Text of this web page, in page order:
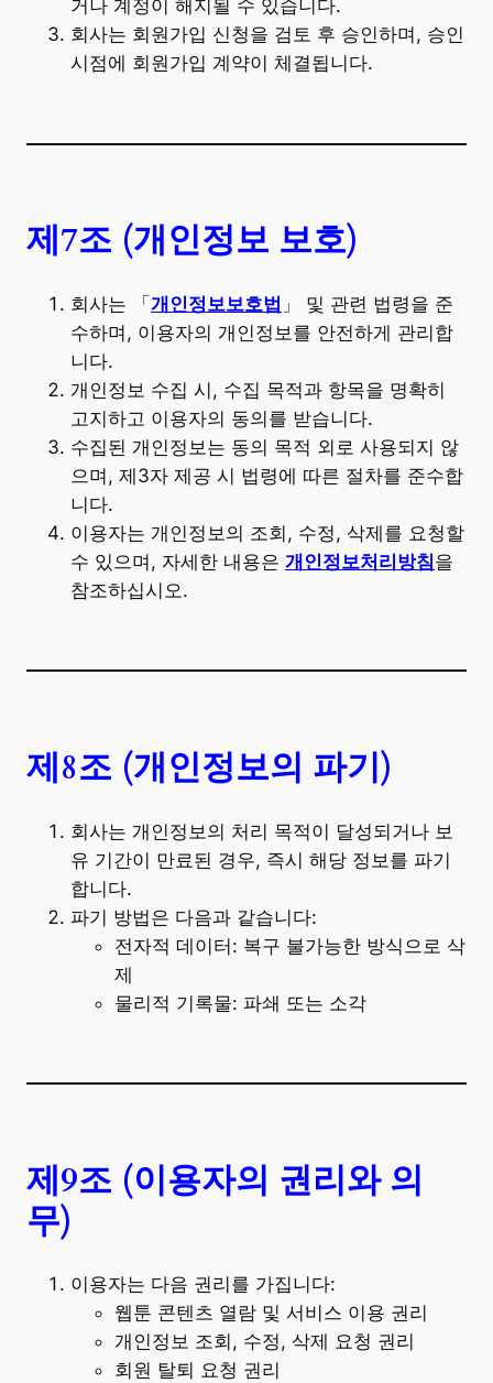
거나 계정이 해지될 수 있습니다.
회사는 회원가입 신청을 검토 후 승인하며, 승인
시점에 회원가입 계약이 체결됩니다.
제7조 (개인정보 보호)
회사는 「개인정보보호법 」 및 관련 법령을 준
수하며, 이용자의 개인정보를 안전하게 관리합
니다.
개인정보 수집 시, 수집 목적과 항목을 명확히
고지하고 이용자의 동의를 받습니다.
수집된 개인정보는 동의 목적 외로 사용되지 않
으며, 제3자 제공 시 법령에 따른 절차를 준수합
니다.
이용자는 개인정보의 조회, 수정, 삭제를 요청할
수 있으며, 자세한 내용은 개인정보처리방침을
참조하십시오.
제8조 (개인정보의 파기)
회사는 개인정보의 처리 목적이 달성되거나 보
유 기간이 만료된 경우, 즉시 해당 정보를 파기
합니다.
파기 방법은 다음과 같습니다:
전자적 데이터: 복구 불가능한 방식으로 삭
제
물리적 기록물: 파쇄 또는 소각
제9조 (이용자의 권리와 의
무)
이용자는 다음 권리를 가집니다:
웹툰 콘텐츠 열람 및 서비스 이용 권리
개인정보 조회, 수정, 삭제 요청 권리
회원 탈퇴 요청 권리